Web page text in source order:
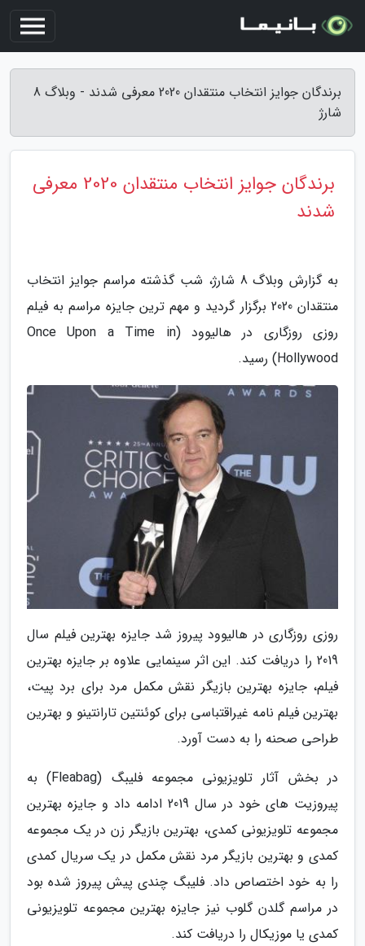
برندگان جوایز انتخاب منتقدان 2020 معرفی شدند - وبلاگ 8
شارژ
برندگان جوایز انتخاب منتقدان 2020 معرفی
شدند
به گزارش وبلاگ 8 شارژ، شب گذشته مراسم جوایز انتخاب
منتقدان 2020 برگزار گردید و مهم ترین جایزه مراسم به فیلم
روزی روزگاری در هالیوود (Once Upon a Time in
Hollywood) رسید.
روزی روزگاری در هالیوود پیروز شد جایزه بهترین فیلم سال
2019 را دریافت کند. این اثر سینمایی علاوه بر جایزه بهترین
فیلم، جایزه بهترین بازیگر نقش مکمل مرد برای برد پیت،
بهترین فیلم نامه غیراقتباسی برای کوئنتین تارانتینو و بهترین
طراحی صحنه را به دست آورد.
در بخش آثار تلویزیونی مجموعه فلیبگ (Fleabag) به
پیروزیت های خود در سال 2019 ادامه داد و جایزه بهترین
مجموعه تلویزیونی کمدی، بهترین بازیگر زن در یک مجموعه
کمدی و بهترین بازیگر مرد نقش مکمل در یک سریال کمدی
را به خود اختصاص داد. فلیبگ چندی پیش پیروز شده بود
در مراسم گلدن گلوب نیز جایزه بهترین مجموعه تلویزیونی
کمدی یا موزیکال را دریافت کند.